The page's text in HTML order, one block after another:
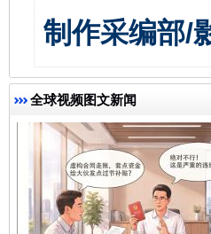
制作采编部/
全球视频图文新闻
揭开“小金库”的免责